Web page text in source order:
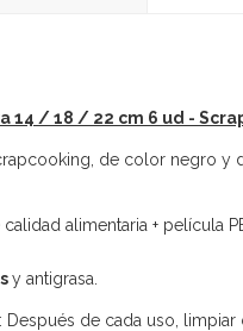
14 / 18 / 22 cm 6 ud -
de color negro y
alimentaria + película
y antigrasa.
: Después de cada uso,